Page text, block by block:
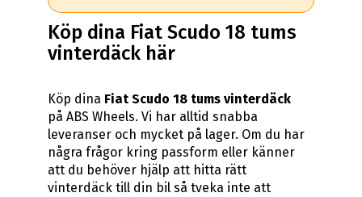
Köp dina Fiat Scudo 18 tums
vinterdäck här
Köp dina Fiat Scudo 18 tums vinterdäck
på ABS Wheels. Vi har alltid snabba
leveranser och mycket på lager. Om du har
några frågor kring passform eller känner
att du behöver hjälp att hitta rätt
vinterdäck till din bil så tveka inte att